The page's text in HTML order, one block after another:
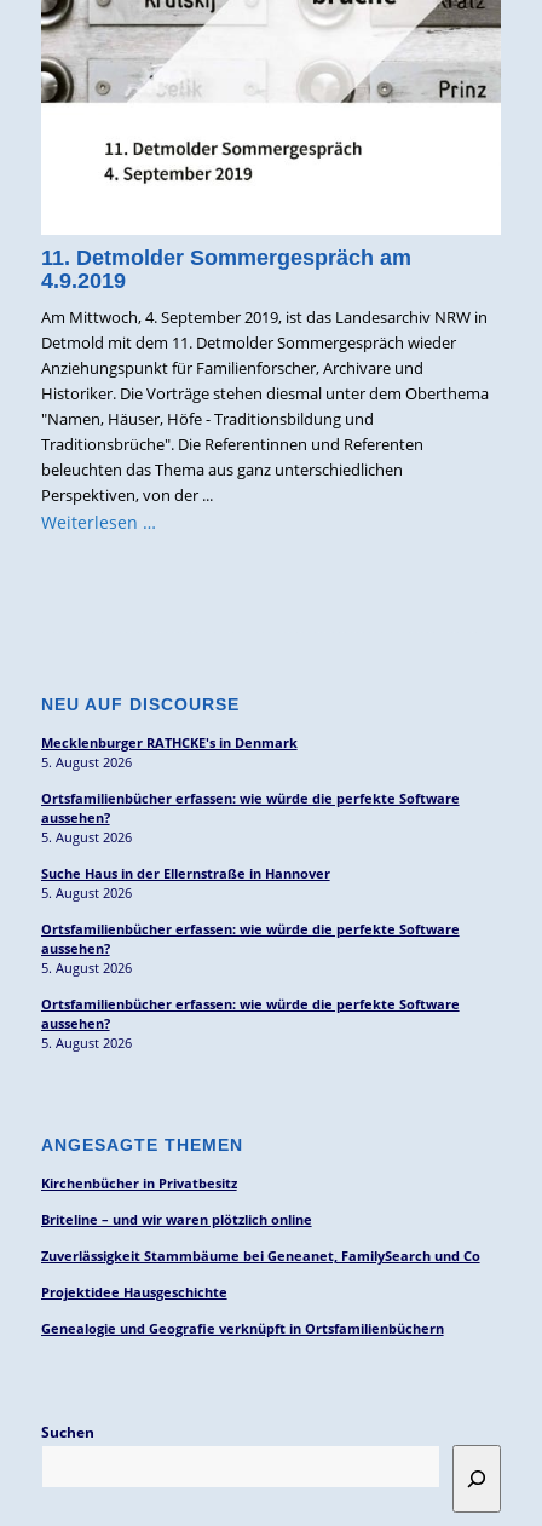
11. Detmolder Sommergespräch am
4.9.2019
Am Mittwoch, 4. September 2019, ist das Landesarchiv NRW in
Detmold mit dem 11. Detmolder Sommergespräch wieder
Anziehungspunkt für Familienforscher, Archivare und
Historiker. Die Vorträge stehen diesmal unter dem Oberthema
"Namen, Häuser, Höfe - Traditionsbildung und
Traditionsbrüche". Die Referentinnen und Referenten
beleuchten das Thema aus ganz unterschiedlichen
Perspektiven, von der ...
Weiterlesen …
NEU AUF DISCOURSE
Mecklenburger RATHCKE's in Denmark
5. August 2026
Ortsfamilienbücher erfassen: wie würde die perfekte Software
aussehen?
5. August 2026
Suche Haus in der Ellernstraße in Hannover
5. August 2026
Ortsfamilienbücher erfassen: wie würde die perfekte Software
aussehen?
5. August 2026
Ortsfamilienbücher erfassen: wie würde die perfekte Software
aussehen?
5. August 2026
ANGESAGTE THEMEN
Kirchenbücher in Privatbesitz
Briteline – und wir waren plötzlich online
Zuverlässigkeit Stammbäume bei Geneanet, FamilySearch und Co
Projektidee Hausgeschichte
Genealogie und Geografie verknüpft in Ortsfamilienbüchern
Suchen